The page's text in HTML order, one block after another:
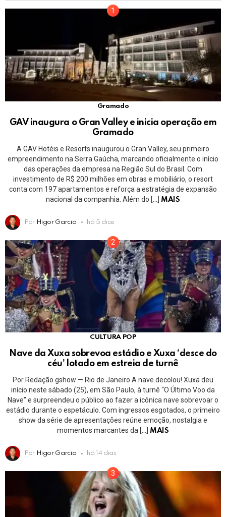
Gramado
GAV inaugura o Gran Valley e inicia operação em
Gramado
A GAV Hotéis e Resorts inaugurou o Gran Valley, seu primeiro
empreendimento na Serra Gaúcha, marcando oficialmente o início
das operações da empresa na Região Sul do Brasil. Com
investimento de R$ 200 milhões em obras e mobiliário, o resort
conta com 197 apartamentos e reforça a estratégia de expansão
nacional da companhia. Além do […]
MAIS
Por Higor Garcia há 5 dias
CULTURA POP
Nave da Xuxa sobrevoa estádio e Xuxa ‘desce do
céu’ lotado em estreia de turnê
Por Redação gshow — Rio de Janeiro A nave decolou! Xuxa deu
início neste sábado (25), em São Paulo, à turnê “O Último Voo da
Nave” e surpreendeu o público ao fazer a icônica nave sobrevoar o
estádio durante o espetáculo. Com ingressos esgotados, o primeiro
show da série de apresentações reúne emoção, nostalgia e
momentos marcantes da […]
MAIS
Por Higor Garcia há 14 dias